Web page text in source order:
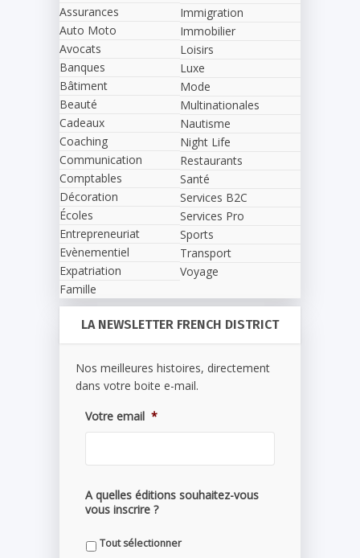
Assurances
Auto Moto
Avocats
Banques
Bâtiment
Beauté
Cadeaux
Coaching
Communication
Comptables
Décoration
Écoles
Entrepreneuriat
Evènementiel
Expatriation
Famille
Immigration
Immobilier
Loisirs
Luxe
Mode
Multinationales
Nautisme
Night Life
Restaurants
Santé
Services B2C
Services Pro
Sports
Transport
Voyage
LA NEWSLETTER FRENCH DISTRICT
Nos meilleures histoires, directement
dans votre boite e-mail.
Votre email *
A quelles éditions souhaitez-vous
vous inscrire ?
Tout sélectionner